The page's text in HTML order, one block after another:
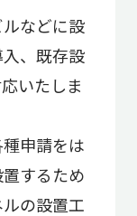
などに設
、既存設
いたしま
申請をは
するため
の設置工